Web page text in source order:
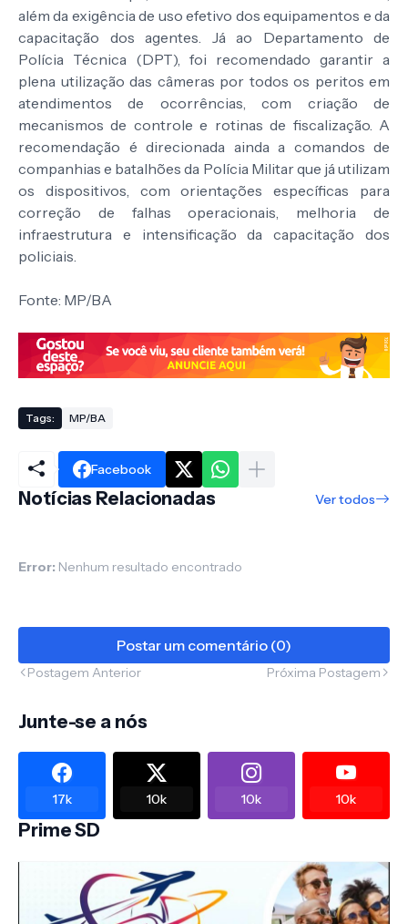
além da exigência de uso efetivo dos equipamentos e da
capacitação dos agentes. Já ao Departamento de
Polícia Técnica (DPT), foi recomendado garantir a
plena utilização das câmeras por todos os peritos em
atendimentos de ocorrências, com criação de
mecanismos de controle e rotinas de fiscalização. A
recomendação é direcionada ainda a comandos de
companhias e batalhões da Polícia Militar que já utilizam
os dispositivos, com orientações específicas para
correção de falhas operacionais, melhoria de
infraestrutura e intensificação da capacitação dos
policiais.
Fonte: MP/BA
Tags: MP/BA
Facebook
Notícias Relacionadas Ver todos
Error: Nenhum resultado encontrado
Postar um comentário (0)
Postagem Anterior Próxima Postagem
Junte-se a nós
17k 10k 10k 10k
Prime SD